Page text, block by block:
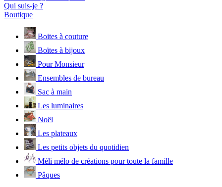
Qui suis-je ?
Boutique
Boites à couture
Boïtes à bijoux
Pour Monsieur
Ensembles de bureau
Sac à main
Les luminaires
Noël
Les plateaux
Les petits objets du quotidien
Méli mélo de créations pour toute la famille
Pâques